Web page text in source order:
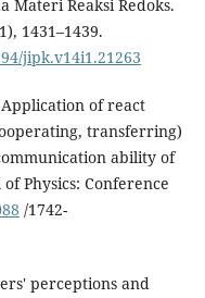
Materi Reaksi Redoks.
1431–1439.
jipk.v14i1.21263
of react
transferring)
ability of
Physics: Conference
/1742-
perceptions and